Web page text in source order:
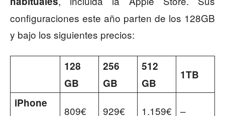
configuraciones este año parten de los 128GB
y bajo los siguientes precios:
128
GB
256
GB
512
GB
1TB
iPhone
809€ 929€ 1.159€ –